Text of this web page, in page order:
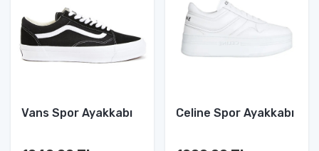
Vans Spor Ayakkabı Celine Spor Ayakkabı